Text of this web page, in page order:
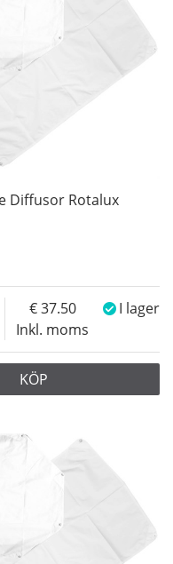
Diffusor Rotalux
Inkl. moms
37.50 I lager
KÖP